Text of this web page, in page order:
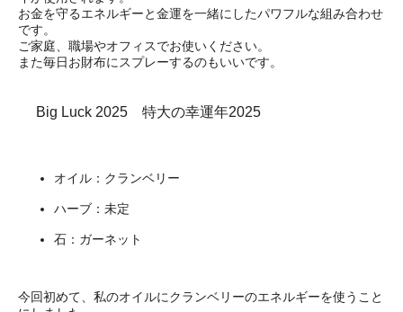
お金を守るエネルギーと金運を一緒にしたパワフルな組み合わせ
です。
ご家庭、職場やオフィスでお使いください。
また毎日お財布にスプレーするのもいいです。
Big Luck 2025 特大の幸運年2025
オイル：クランベリー
ハーブ：未定
石：ガーネット
今回初めて、私のオイルにクランベリーのエネルギーを使うこと